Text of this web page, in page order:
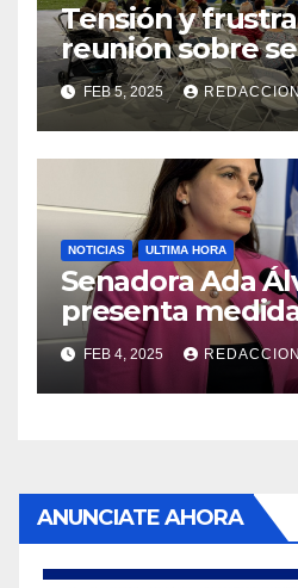
Tensión y
reunión sobre
Reparto
FEB 5, 2025
NOTICIAS ULTIMA HORA
Senadora Ada
presenta
violencia en el
FEB 4, 2025
ANUNCIATE AHORA